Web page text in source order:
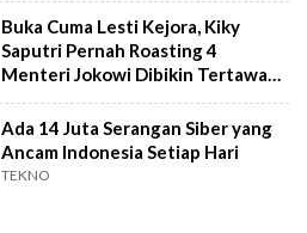
Buka Cuma Lesti Kejora, Kiky
Saputri Pernah Roasting 4
Menteri Jokowi Dibikin Tertawa
Ada 14 Juta Serangan Siber yang
Ancam Indonesia Setiap Hari
TEKNO